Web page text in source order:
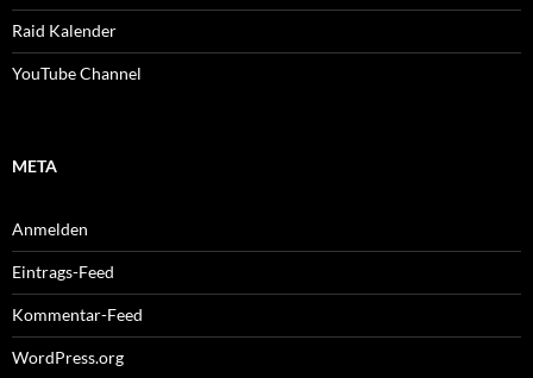
Raid Kalender
YouTube Channel
META
Anmelden
Eintrags-Feed
Kommentar-Feed
WordPress.org